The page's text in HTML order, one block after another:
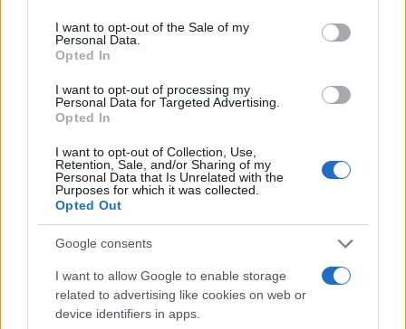
consent section.
I want to opt-out of the Sale of my
Personal Data.
Opted In
I want to opt-out of processing my
Personal Data for Targeted Advertising.
Opted In
I want to opt-out of Collection, Use,
Retention, Sale, and/or Sharing of my
Personal Data that Is Unrelated with the
Purposes for which it was collected.
Opted Out
Google consents
I want to allow Google to enable storage
related to advertising like cookies on web or
device identifiers in apps.
Responsabilidad financiera de 3,4 millones: Tribunal de
Cuentas investiga a líderes independentistas
Marta Ruiz · 27 Jul 2026